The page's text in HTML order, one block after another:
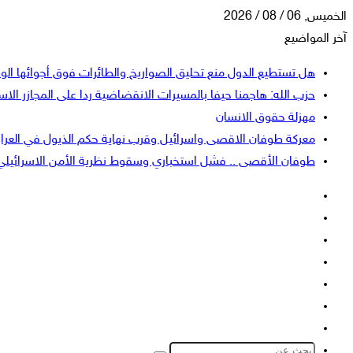
الخميس, 06 / 08 / 2026
آخر المواضيع
هل تستطيع الدول منع تحليق الصواريخ والطائرات فوق أجوائها
حزب الله: هاجمنا حيفا بالمسيرات الانقضاضية ردا على المجازر
مهزلة حقوق الانسان
معركة طوفان الاقصى واسرائيل وقرب نهاية حكم الذيول في
طوفان الأقصى .. فشل استخباري وسقوط نظرية الأمن